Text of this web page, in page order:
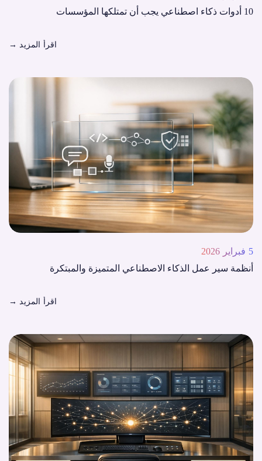
10 أدوات ذكاء اصطناعي يجب أن تمتلكها المؤسسات
اقرأ المزيد →
5 فبراير 2026
أنظمة سير عمل الذكاء الاصطناعي المتميزة والمبتكرة
اقرأ المزيد →